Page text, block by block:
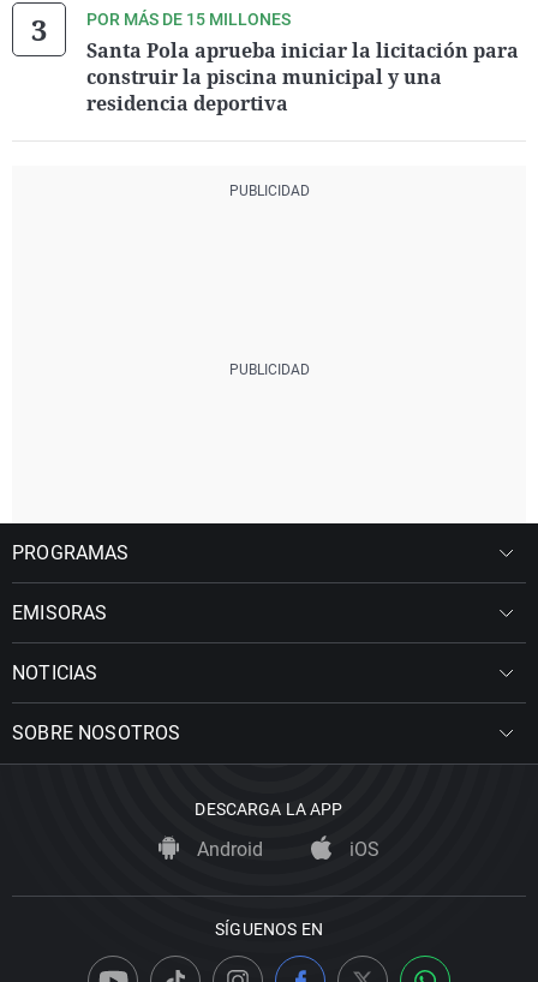
POR MÁS DE 15 MILLONES
Santa Pola aprueba iniciar la licitación para
construir la piscina municipal y una
residencia deportiva
PROGRAMAS
EMISORAS
NOTICIAS
SOBRE NOSOTROS
DESCARGA LA APP
Android iOS
SÍGUENOS EN